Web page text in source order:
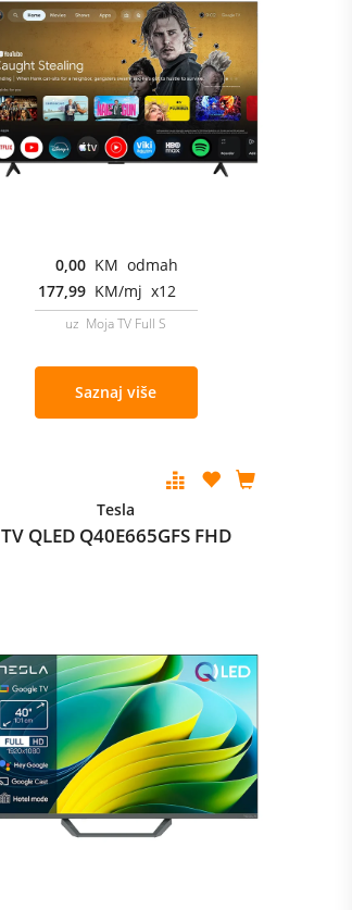
0,00 KM odmah
177,99 KM/mj x12
uz Moja TV Full S
Saznaj više
Tesla
TV QLED Q40E665GFS FHD